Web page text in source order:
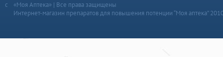
«Моя Аптека» | Все права защищены
Интернет-магазин препаратов для повышения потенции “Моя аптека”